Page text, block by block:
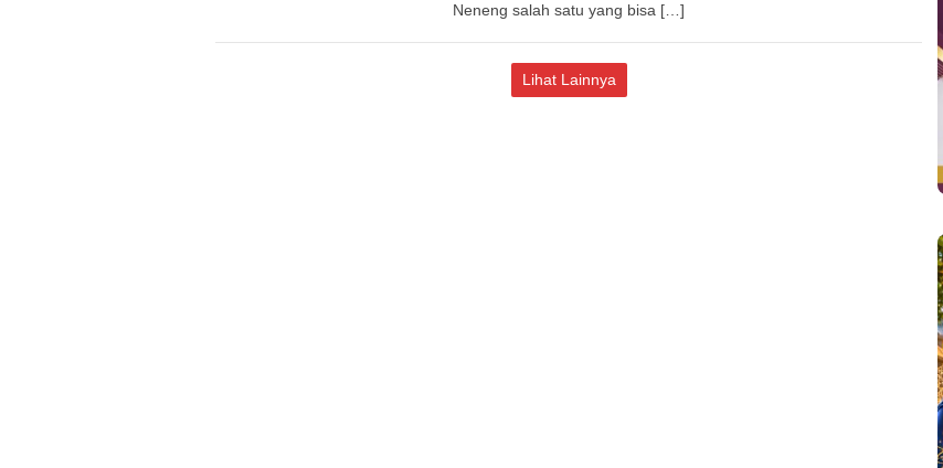
Neneng salah satu yang bisa […]
Lihat Lainnya